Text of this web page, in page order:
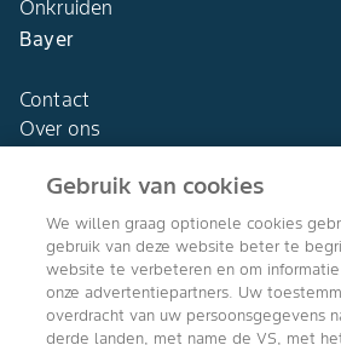
Onkruiden
Bayer
Contact
Over ons
Agro Bayer
Nederland
Gebruik van cookies
We willen graag optionele cookies
gebruik van deze website beter te
website te verbeteren en om
onze advertentiepartners. Uw
overdracht van uw persoonsgegevens
derde landen, met name de VS, met